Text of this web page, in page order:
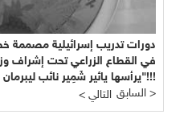
دورات تدريب إسرائيلية مصممة
في القطاع الزراعي تحت إشراف
يرأسها يائير شَمِير نائب ليبرمان رئيس "إسرائيل بيتنا"!!!
< التالي
السابق >